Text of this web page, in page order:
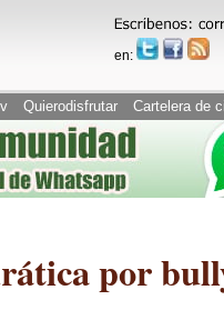
en:
Quierodisfrutar Cartelera de
por